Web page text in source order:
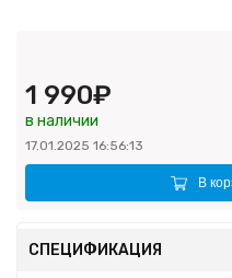
1 990₽
в наличии
17.01.2025 16:56:13
В
СПЕЦИФИКАЦИЯ